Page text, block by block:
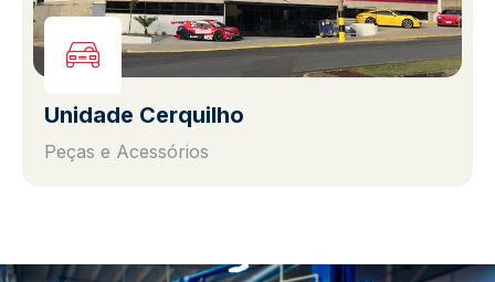
Unidade Cerquilho
Peças e Acessórios